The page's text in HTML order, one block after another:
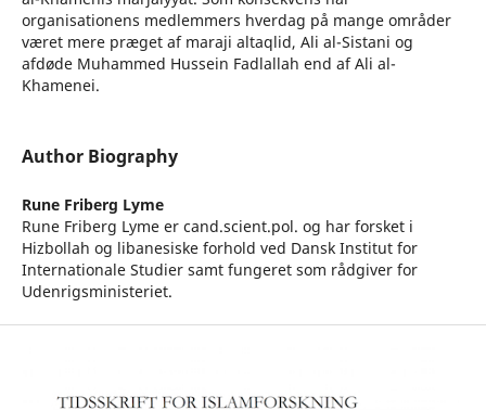
organisationens medlemmers hverdag på mange områder
været mere præget af maraji altaqlid, Ali al-Sistani og
afdøde Muhammed Hussein Fadlallah end af Ali al-
Khamenei.
Author Biography
Rune Friberg Lyme
Rune Friberg Lyme er cand.scient.pol. og har forsket i
Hizbollah og libanesiske forhold ved Dansk Institut for
Internationale Studier samt fungeret som rådgiver for
Udenrigsministeriet.